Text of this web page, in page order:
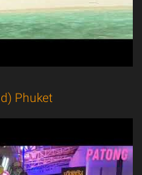
Phuket